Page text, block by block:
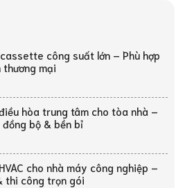
công suất lớn – Phù hợp
mại
hòa trung tâm cho tòa nhà –
bộ & bền bỉ
cho nhà máy công nghiệp –
thi công trọn gói